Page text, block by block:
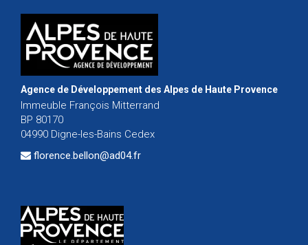
Agence de Développement des Alpes de Haute Provence
Immeuble François Mitterrand
BP 80170
04990 Digne-les-Bains Cedex
florence.bellon@ad04.fr